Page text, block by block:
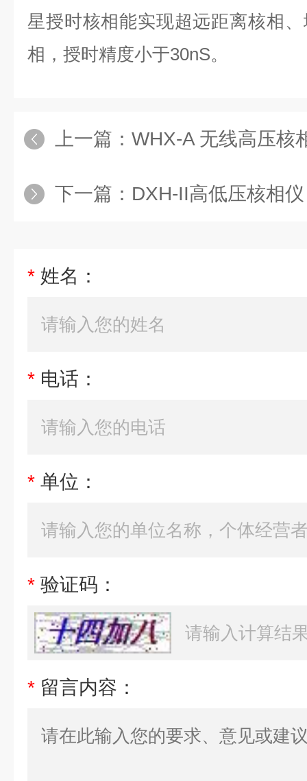
星授时核相能实现超远距离核相
相，授时精度小于30nS。
上一篇： WHX-A 无线高压核
下一篇： DXH-II高低压核相仪
* 姓名：
* 电话：
* 单位：
* 验证码：
* 留言内容：